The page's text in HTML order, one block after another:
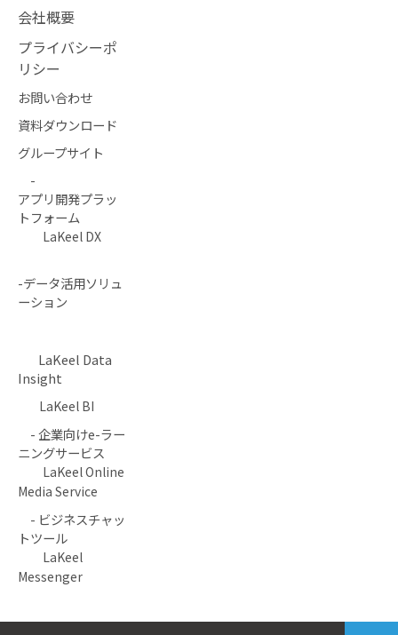
会社概要
プライバシーポ
リシー
お問い合わせ
資料ダウンロード
グループサイト
-
アプリ開発プラッ
トフォーム
LaKeel DX
-データ活用ソリュ
ーション
LaKeel Data
Insight
LaKeel BI
- 企業向けe-ラー
ニングサービス
LaKeel Online
Media Service
- ビジネスチャッ
トツール
LaKeel
Messenger